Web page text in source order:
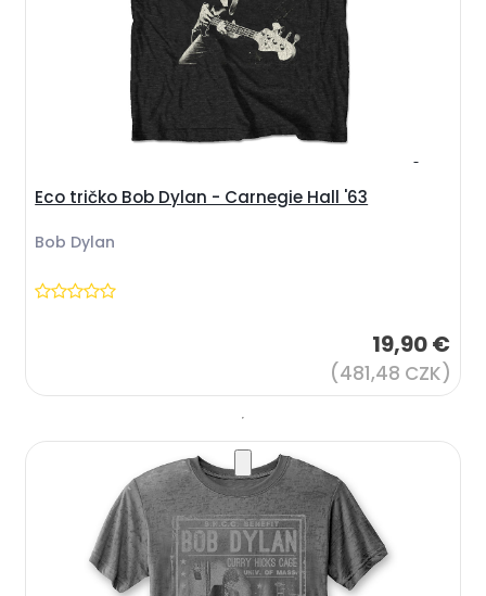
Eco tričko Bob Dylan - Carnegie Hall '63
Bob Dylan
19,90 €
(481,48 CZK)